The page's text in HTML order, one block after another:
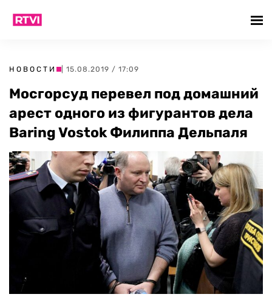
НОВОСТИ | 15.08.2019 / 17:09
Мосгорсуд перевел под домашний
арест одного из фигурантов дела
Baring Vostok Филиппа Дельпаля